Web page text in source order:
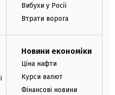
Вибухи у Росії
Втрати ворога
Новини економіки
Ціна нафти
Курси валют
Фінансові новини